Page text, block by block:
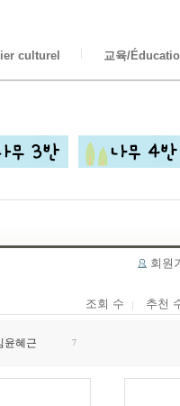
culturel 교육/
회원
조회 수 추천
윤혜근 7